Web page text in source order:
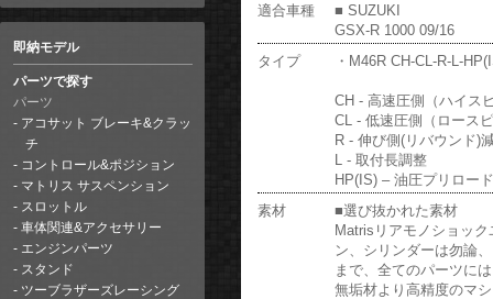
即納モデル
パーツで探す
パーツ
アコサット ブレーキ&クラッ
チ
コントロール&ポジション
マトリス サスペンション
スロットル
車体関連&アクセサリー
エンジンパーツ
スタンド
ツーブラザーズレーシング
適合車種
■ SUZUKI
GSX-R 1000 09/16
タイプ
・M46R CH-CL-R-L-
CH - 高速圧側（ハイス
CL - 低速圧側（ロース
R - 伸び側(リバウンド)
L - 取付長調整
HP(IS) – 油圧プリロー
素材
■選び抜かれた素材
Matrisリアモノショッ
ン、シリンダーは勿論
まで、全てのパーツに
無垢材より高精度のマ